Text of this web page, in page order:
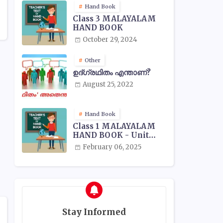
Hand Book
Class 3 MALAYALAM
HAND BOOK
October 29, 2024
Other
ഉദ്ഗ്രഥിതം എന്താണ്?
August 25, 2022
Hand Book
Class 1 MALAYALAM
HAND BOOK - Unit
WiseFebruary 06, 2025
Stay Informed